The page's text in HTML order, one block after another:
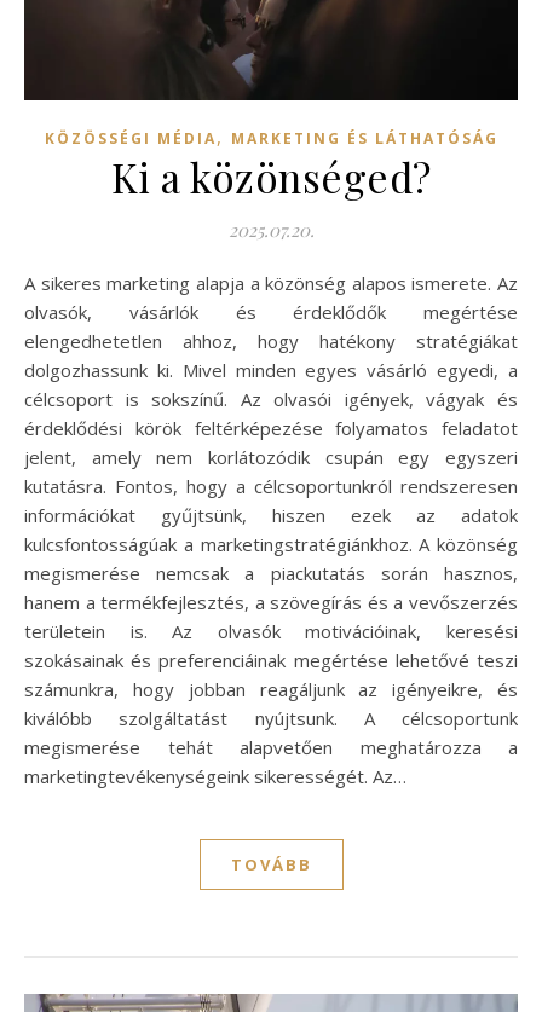
KÖZÖSSÉGI MÉDIA, MARKETING ÉS LÁTHATÓSÁG
Ki a közönséged?
2025.07.20.
A sikeres marketing alapja a közönség alapos ismerete. Az
olvasók, vásárlók és érdeklődők megértése
elengedhetetlen ahhoz, hogy hatékony stratégiákat
dolgozhassunk ki. Mivel minden egyes vásárló egyedi, a
célcsoport is sokszínű. Az olvasói igények, vágyak és
érdeklődési körök feltérképezése folyamatos feladatot
jelent, amely nem korlátozódik csupán egy egyszeri
kutatásra. Fontos, hogy a célcsoportunkról rendszeresen
információkat gyűjtsünk, hiszen ezek az adatok
kulcsfontosságúak a marketingstratégiánkhoz. A közönség
megismerése nemcsak a piackutatás során hasznos,
hanem a termékfejlesztés, a szövegírás és a vevőszerzés
területein is. Az olvasók motivációinak, keresési
szokásainak és preferenciáinak megértése lehetővé teszi
számunkra, hogy jobban reagáljunk az igényeikre, és
kiválóbb szolgáltatást nyújtsunk. A célcsoportunk
megismerése tehát alapvetően meghatározza a
marketingtevékenységeink sikerességét. Az…
TOVÁBB